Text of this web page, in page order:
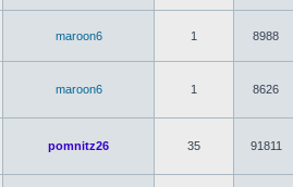
maroon6 1 8988
maroon6 1 8626
pomnitz26 35 91811